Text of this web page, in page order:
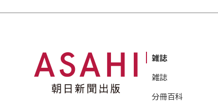
雑誌
雑誌
分冊百科